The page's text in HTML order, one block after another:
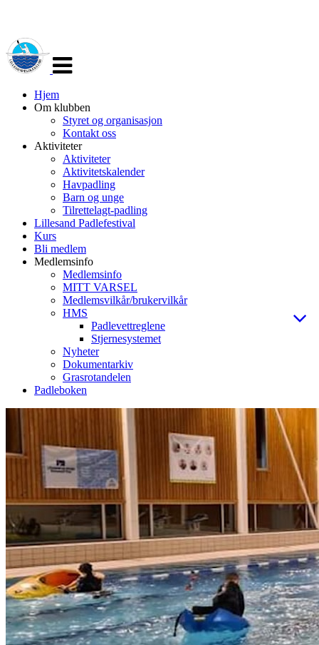
navigasjon
Hjem
Om klubben
Styret og organisasjon
Kontakt oss
Aktiviteter
Aktiviteter
Aktivitetskalender
Havpadling
Barn og unge
Tilrettelagt-padling
Lillesand Padlefestival
Kurs
Bli medlem
Medlemsinfo
Medlemsinfo
MITT VARSEL
Medlemsvilkår/brukervilkår
HMS
Padlevettreglene
Stjernesystemet
Nyheter
Dokumentarkiv
Grasrotandelen
Padleboken